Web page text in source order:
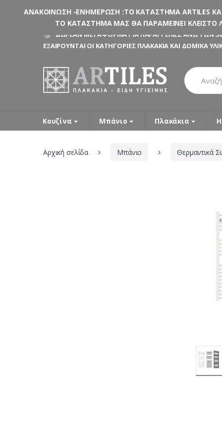
ΔΩΡΕΑΝ ΜΕΤΑΦΟΡΙΚΑ ΓΙΑ ΠΑΡΑΓΓΕΛΙΕΣ ΑΝΩ ΤΩΝ
ΕΞΑΙΡΟΥΝΤΑΙ ΟΙ ΚΑΤΗΓΟΡΙΕΣ ΠΛΑΚΑΚΙΑ ΚΑΙ ΔΟΜΙΚΑ
Search
for:
Κουζίνα Μπάνιο Πλακάκια
Αρχική σελίδα Μπάνιο Θερμαντικά
ΑΝΑΚΟΙΝΩΣΗ -ΕΝΗΜΕΡΩΣΗ :ΤΟ ΚΑΤΑΣΤΗΜΑ ARTILES
ΤΟ ΚΑΤΑΣΤΗΜΑ ΜΑΣ ΘΑ ΠΑΡΑΜΕΙΝΕΙ ΚΛΕΙΣΤΟ